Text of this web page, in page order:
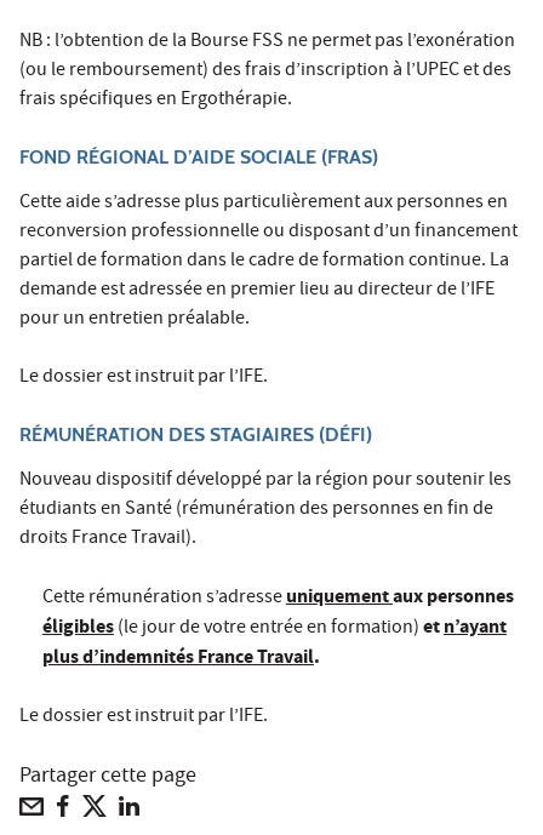
NB : l’obtention de la Bourse FSS ne permet pas l’exonération
(ou le remboursement) des frais d’inscription à l’UPEC et des
frais spécifiques en Ergothérapie.
FOND RÉGIONAL D’AIDE SOCIALE (FRAS)
Cette aide s’adresse plus particulièrement aux personnes en
reconversion professionnelle ou disposant d’un financement
partiel de formation dans le cadre de formation continue. La
demande est adressée en premier lieu au directeur de l’IFE
pour un entretien préalable.
Le dossier est instruit par l’IFE.
RÉMUNÉRATION DES STAGIAIRES (DÉFI)
Nouveau dispositif développé par la région pour soutenir les
étudiants en Santé (rémunération des personnes en fin de
droits France Travail).
Cette rémunération s’adresseuniquementaux personnes
éligibles(le jour de votre entrée en formation)etn’ayant
plus d’indemnités France Travail.
Le dossier est instruit par l’IFE.
Partager cette page